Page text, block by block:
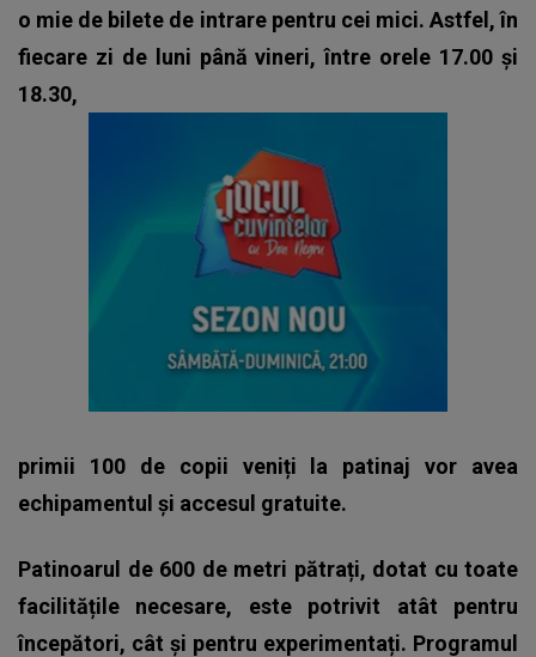
o mie de bilete de intrare pentru cei mici. Astfel, în
fiecare zi de luni până vineri, între orele 17.00 și
18.30,
primii 100 de copii veniți la patinaj vor avea
echipamentul și accesul gratuite.
Patinoarul de 600 de metri pătrați, dotat cu toate
facilitățile necesare, este potrivit atât pentru
începători, cât și pentru experimentați. Programul